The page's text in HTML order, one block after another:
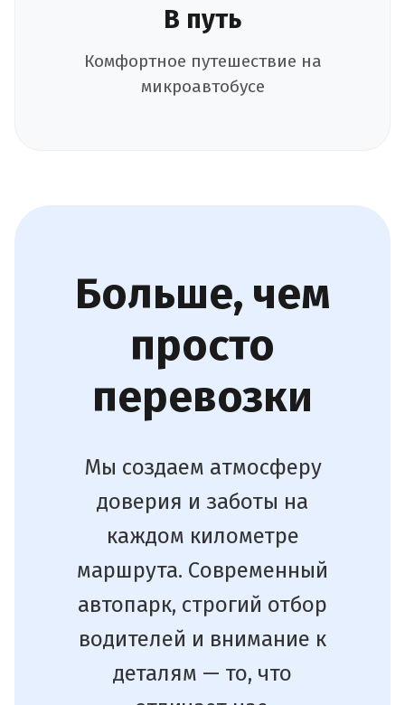
В путь
Комфортное путешествие на
микроавтобусе
Больше, чем
просто
перевозки
Мы создаем атмосферу
доверия и заботы на
каждом километре
маршрута. Современный
автопарк, строгий отбор
водителей и внимание к
деталям — то, что